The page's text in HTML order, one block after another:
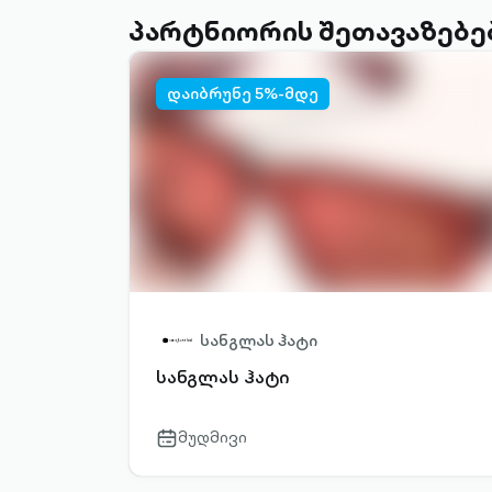
პარტნიორის
დაიბრუნე 5%-მდე
სანგლას ჰატი
სანგლას ჰატი
calendar-
მუდმივი